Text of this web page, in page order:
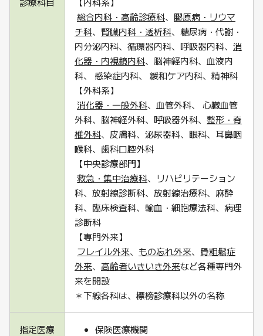
総合内科・高齢診療科、 膠原病・リウマ
チ科、 腎臓内科・透析科、糖尿病・代謝・
内分泌内科、循環器内科、呼吸器内科、 消
化器・内視鏡内科、脳神経内科、血液内
科、 感染症内科、 緩和ケア内科、精神科
【外科系】
消化器・一般外科、血管外科、 心臓血管
外科、脳神経外科、呼吸器外科、 整形・脊
椎外科、皮膚科、泌尿器科、眼科、耳鼻咽
喉科、歯科口腔外科
【中央診療部門】
救急・集中治療科、リハビリテーション
科、放射線診断科、放射線治療科、麻酔
科、臨床検査科、輸血・細胞療法科、病理
診断科
【専門外来】
フレイル外来、 もの忘れ外来、 骨粗鬆症
外来、 高齢者いきいき外来など各種専門外
来を開設
＊下線各科は、標榜診療科以外の名称
指定医療
保険医療機関